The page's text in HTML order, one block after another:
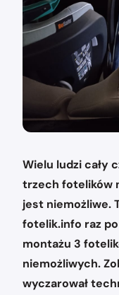
Wielu ludzi cały
trzech fotelików
jest niemożliwe.
fotelik.info raz
montażu 3
niemożliwych.
wyczarował